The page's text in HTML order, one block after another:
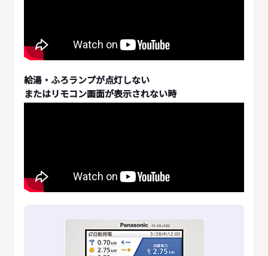
給湯・ふろランプが点灯しない
またはリモコン画面が表示されない時